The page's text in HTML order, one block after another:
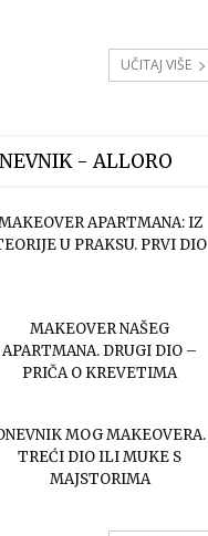
UČITAJ VIŠE
- ALLORO
APARTMANA: IZ
U PRAKSU. PRVI DIO
MAKEOVER NAŠEG
APARTMANA. DRUGI DIO –
PRIČA O KREVETIMA
MOG MAKEOVERA.
TREĆI DIO ILI MUKE S
MAJSTORIMA